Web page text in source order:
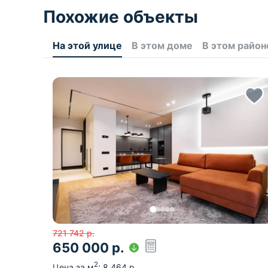
Похожие объекты
На этой улице В этом доме В этом
721 742 р.
650 000 р.
2